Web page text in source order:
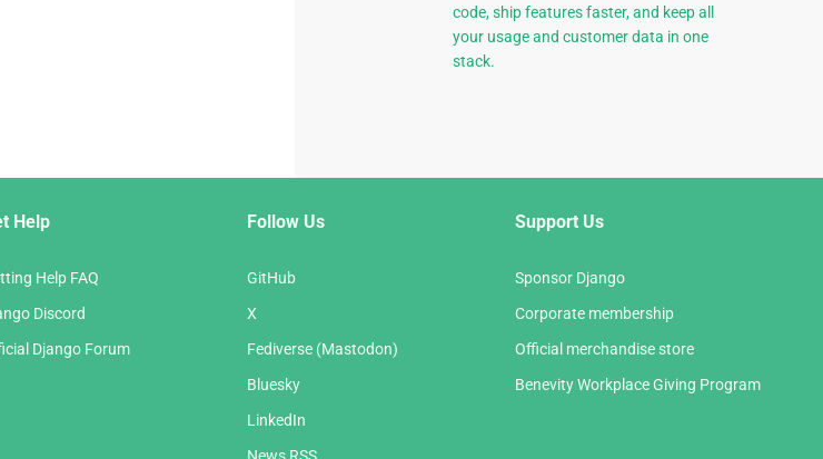
code, ship features faster, and keep all
your usage and customer data in one
stack.
Help
Help FAQ
Discord
Django Forum
Follow Us
GitHub
X
Fediverse (Mastodon)
Bluesky
LinkedIn
Support Us
Sponsor Django
Corporate membership
Official merchandise store
Benevity Workplace Giving Program